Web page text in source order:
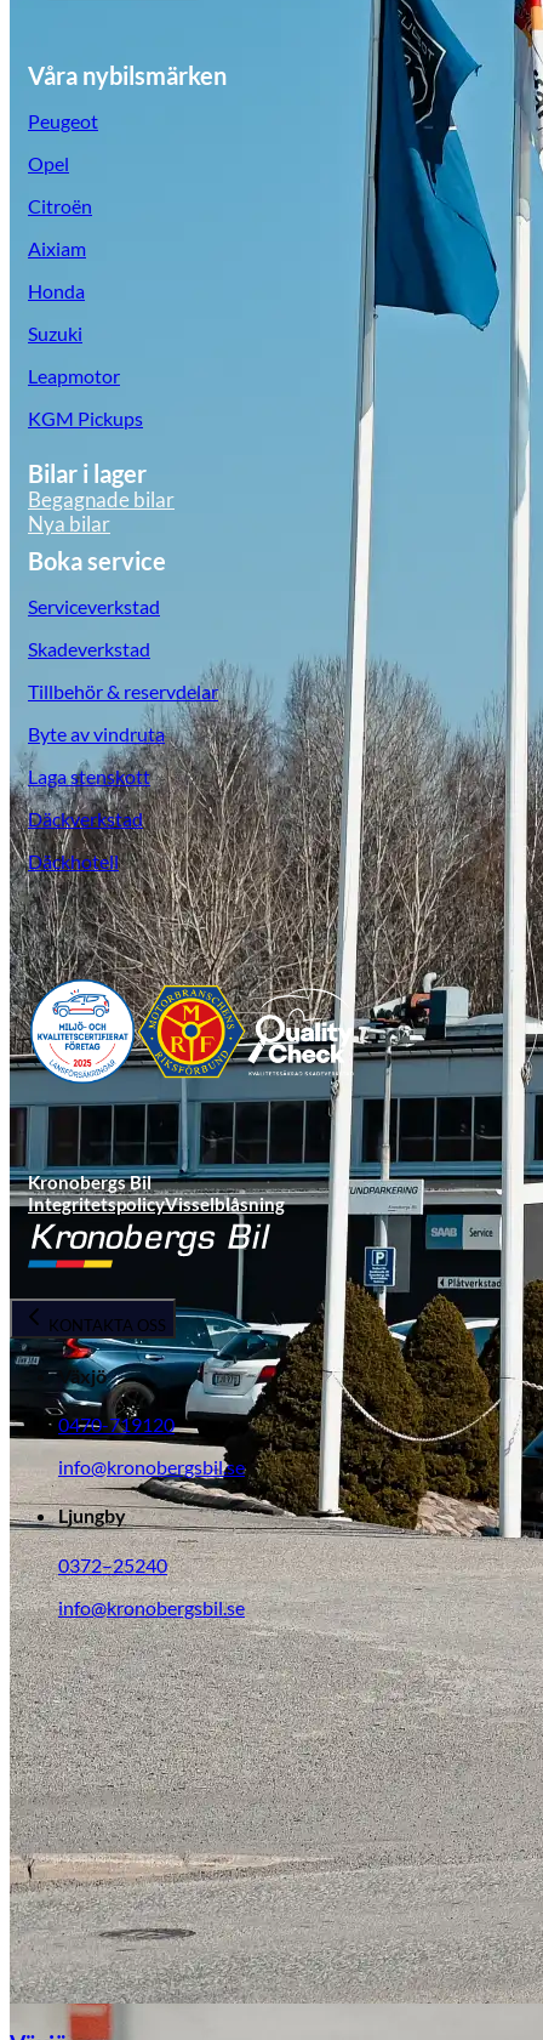
Opel
Våra nybilsmärken
Peugeot
Opel
Citroën
Aixiam
Honda
Suzuki
Leapmotor
KGM Pickups
Bilar i lager
Begagnade bilar
Nya bilar
Boka service
Serviceverkstad
Skadeverkstad
Tillbehör & reservdelar
Byte av vindruta
Laga stenskott
Däckverkstad
Däckhotell
Kronobergs Bil
IntegritetspolicyVisselblåsning
KONTAKTA OSS
Växjö
0470-719120
info@kronobergsbil.se
Ljungby
0372–25240
info@kronobergsbil.se